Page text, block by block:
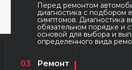
Перед ремонтом
диагностика с подбором
симптомов. Диагностика
обязательном порядке и
основой для выбора и
определенного вида
03 Ремонт